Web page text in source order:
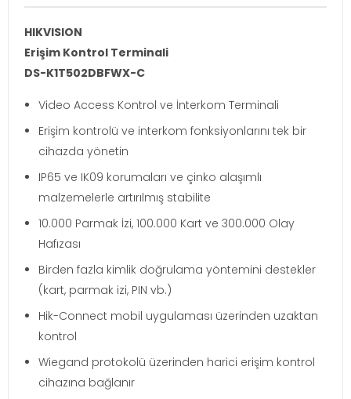
HIKVISION
Erişim Kontrol Terminali
DS-K1T502DBFWX-C
Video Access Kontrol ve İnterkom Terminali
Erişim kontrolü ve interkom fonksiyonlarını tek bir
cihazda yönetin
IP65 ve IK09 korumaları ve çinko alaşımlı
malzemelerle artırılmış stabilite
10.000 Parmak İzi, 100.000 Kart ve 300.000 Olay
Hafızası
Birden fazla kimlik doğrulama yöntemini destekler
(kart, parmak izi, PIN vb.)
Hik-Connect mobil uygulaması üzerinden uzaktan
kontrol
Wiegand protokolü üzerinden harici erişim kontrol
cihazına bağlanır